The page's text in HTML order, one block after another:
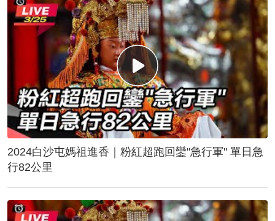
2024白沙屯媽祖進香｜粉紅超跑回鑾"急行軍" 單日急
行82公里